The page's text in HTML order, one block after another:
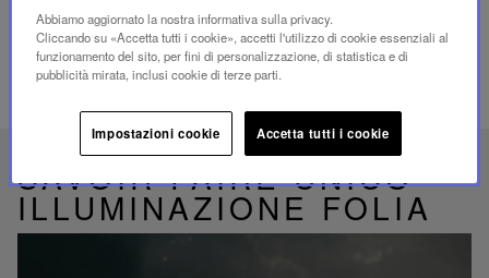
SAVOIR-FAIRE UNICO
ILLUMINAZIONE FOLIA
Abbiamo aggiornato la nostra informativa sulla privacy.
Cliccando su «Accetta tutti i cookie», accetti l'utilizzo di cookie essenziali al
funzionamento del sito, per fini di personalizzazione, di statistica e di
pubblicità mirata, inclusi cookie di terze parti.
Impostazioni cookie Accetta tutti i cookie